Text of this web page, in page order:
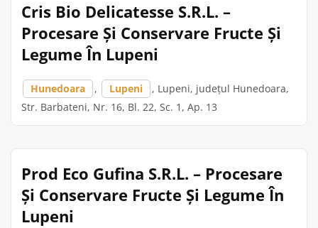
Cris Bio Delicatesse S.R.L. –
Procesare Și Conservare Fructe Și
Legume În Lupeni
Hunedoara , Lupeni
, Lupeni, județul Hunedoara,
Str. Barbateni, Nr. 16, Bl. 22, Sc. 1, Ap. 13
Prod Eco Gufina S.R.L. – Procesare
Și Conservare Fructe Și Legume În
Lupeni